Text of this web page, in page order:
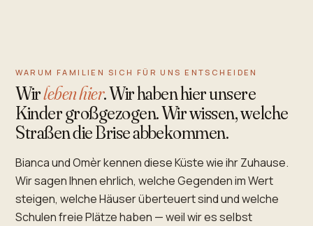
WARUM FAMILIEN SICH FÜR UNS ENTSCHEIDEN
Wirleben hier. Wir haben hier unsere
Kinder großgezogen. Wir wissen, welche
Straßen die Brise abbekommen.
Bianca und Omèr kennen diese Küste wie ihr Zuhause.
Wir sagen Ihnen ehrlich, welche Gegenden im Wert
steigen, welche Häuser überteuert sind und welche
Schulen freie Plätze haben — weil wir es selbst